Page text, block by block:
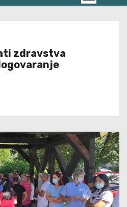
zdravstva